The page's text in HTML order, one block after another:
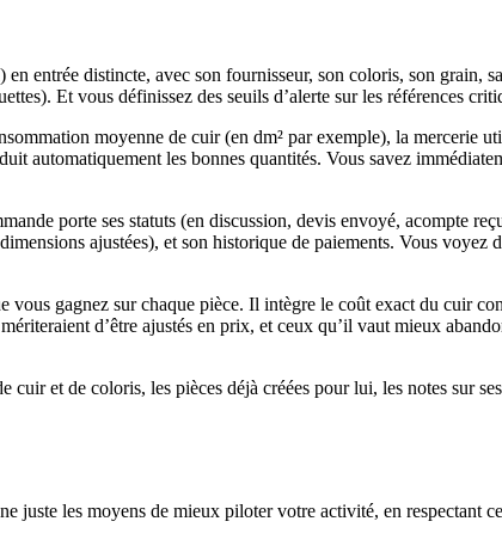
entrée distincte, avec son fournisseur, son coloris, son grain,
Et vous définissez des seuils d’alerte sur les références
moyenne de cuir (en dm² par exemple), la mercerie
automatiquement les bonnes quantités. Vous savez
porte ses statuts (en discussion, devis envoyé, acompte
ajustées), et son historique de paiements. Vous voyez
vous gagnez sur chaque pièce. Il intègre le coût exact du cuir
d’être ajustés en prix, et ceux qu’il vaut mieux
cuir et de coloris, les pièces déjà créées pour lui, les notes sur
juste les moyens de mieux piloter votre activité, en respectant